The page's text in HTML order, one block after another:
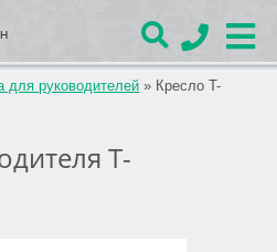
для руководителей » Кресло T-
T-